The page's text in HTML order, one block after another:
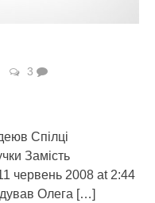
3
Спілці
Замість
червень 2008 at 2:44
Олега […]